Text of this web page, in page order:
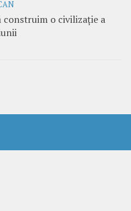
construim o civilizație a